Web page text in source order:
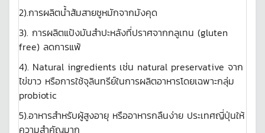
2).การผลิตน้ำส้มสายชูหมักจากมังคุด
3). การผลิตแป้งมันสำปะหลังที่ปราศจากกลูเทน (gluten
free) ลดการแพ้
4). Natural ingredients เช่น natural preservative จาก
ไข่ขาว หรือการใช้จุลินทรีย์ในการผลิตอาหารโดยเฉพาะกลุ่ม
probiotic
5).อาหารสำหรับผู้สูงอายุ หรืออาหารกลืนง่าย ประเทศญี่ปุ่นให้
ความสำคัญมาก